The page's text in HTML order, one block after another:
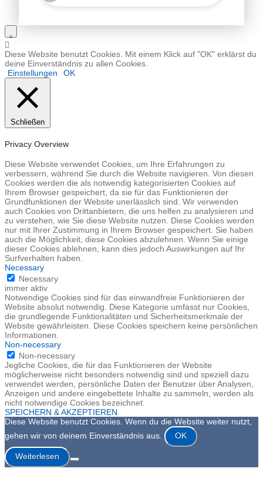
Diese Website benutzt Cookies. Mit einem Klick auf "OK" erklärst du
deine Einverständnis zu allen Cookies.
Einstellungen
OK
Schließen
Privacy Overview
Diese Website verwendet Cookies, um Ihre Erfahrungen zu
verbessern, während Sie durch die Website navigieren. Von diesen
Cookies werden die als notwendig kategorisierten Cookies auf
Ihrem Browser gespeichert, da sie für das Funktionieren der
Grundfunktionen der Website unerlässlich sind. Wir verwenden
auch Cookies von Drittanbietern, die uns helfen zu analysieren und
zu verstehen, wie Sie diese Website nutzen. Diese Cookies werden
nur mit Ihrer Zustimmung in Ihrem Browser gespeichert. Sie haben
auch die Möglichkeit, diese Cookies abzulehnen. Wenn Sie einige
dieser Cookies ablehnen, kann dies jedoch Auswirkungen auf Ihr
Surfverhalten haben.
Necessary
Necessary
immer aktiv
Notwendige Cookies sind für das einwandfreie Funktionieren der
Website absolut notwendig. Diese Kategorie umfasst nur Cookies,
die grundlegende Funktionalitäten und Sicherheitsmerkmale der
Website gewährleisten. Diese Cookies speichern keine persönlichen
Informationen.
Non-necessary
Non-necessary
Jegliche Cookies, die für das Funktionieren der Website
möglicherweise nicht besonders notwendig sind und speziell dazu
verwendet werden, persönliche Daten der Benutzer über Analysen,
Anzeigen und andere eingebettete Inhalte zu sammeln, werden als
nicht notwendige Cookies bezeichnet.
SPEICHERN & AKZEPTIEREN
Diese Website benutzt Cookies. Wenn du die Website weiter nutzt,
gehen wir von deinem Einverständnis aus.
OK
Weiterlesen